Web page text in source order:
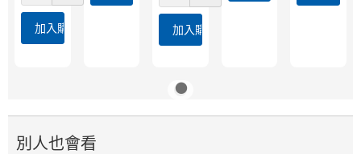
加入購物車 加入購物車
別人也會看